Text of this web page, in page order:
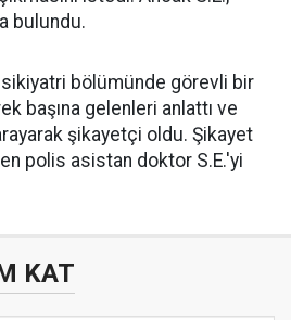
bulundu.
bölümünde görevli bir
başına gelenleri anlattı ve
şikayetçi oldu. Şikayet
polis asistan doktor S.E.'yi
KAT